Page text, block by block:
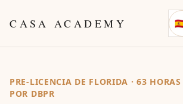
CASA ACADEMY
PRE-LICENCIA DE FLORIDA · 63
POR DBPR